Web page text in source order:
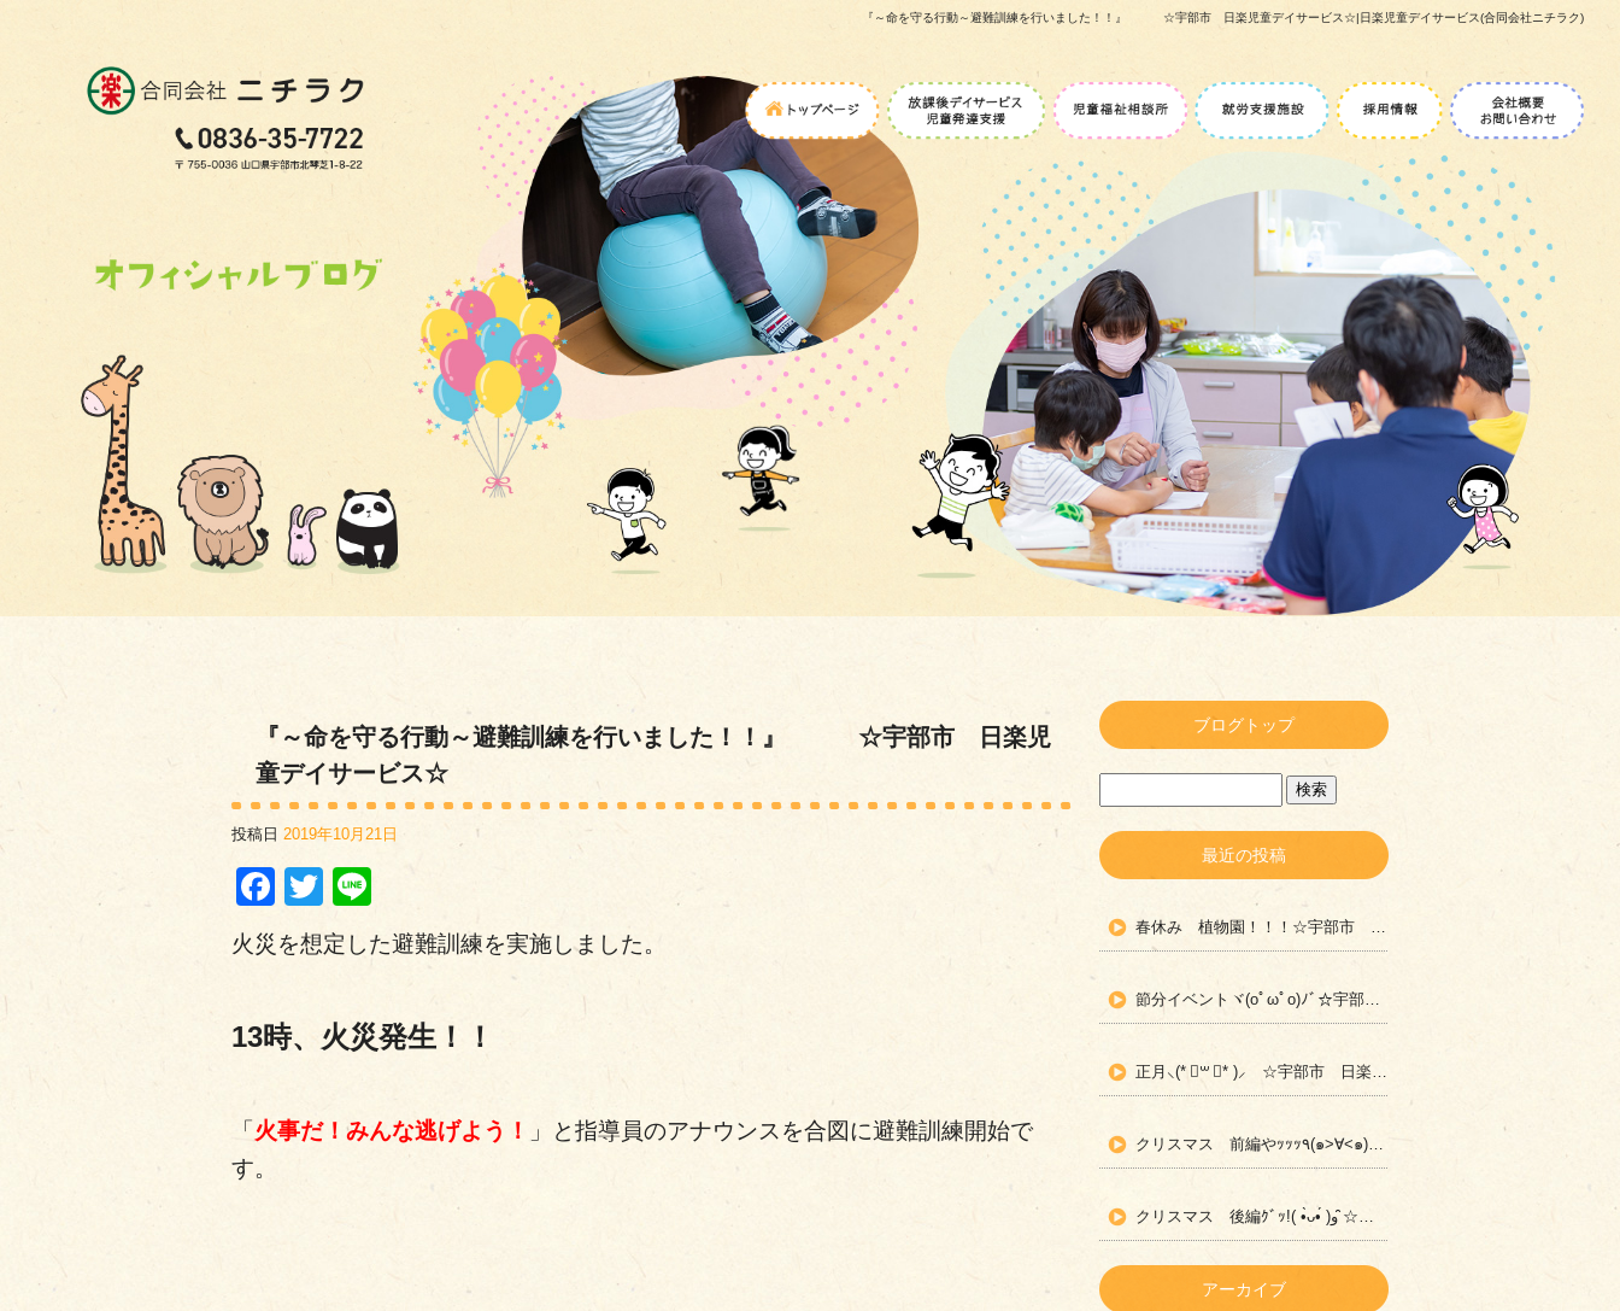
『～命を守る行動～避難訓練を行いました！！』 ☆宇部市 日楽児童デイサービス☆|日楽児童デイサービス(合同会社ニチラク)
『～命を守る行動～避難訓練を行いました！！』 ☆宇部市 日楽児
童デイサービス☆
投稿日 2019年10月21日
Facebook
Twitter
火災を想定した避難訓練を実施しました。
13時、火災発生！！
「 火事だ！みんな逃げよう！
」と指導員のアナウンスを合図に避難訓練開始で
す。
ブログトップ
最近の投稿
アーカイブ